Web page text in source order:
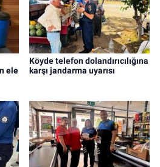
ele
Köyde telefon dolandırıcılığına
karşı jandarma uyarısı